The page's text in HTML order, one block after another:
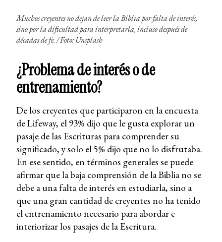
Muchos creyentes no dejan de leer la Biblia por falta de interés,
sino por la dificultad para interpretarla, incluso después de
décadas de fe. / Foto: Unsplash
¿Problema de interés o de
entrenamiento?
De los creyentes que participaron en la encuesta
de Lifeway, el 93% dijo que le gusta explorar un
pasaje de las Escrituras para comprender su
significado, y solo el 5% dijo que no lo disfrutaba.
En ese sentido, en términos generales se puede
afirmar que la baja comprensión de la Biblia no se
debe a una falta de interés en estudiarla, sino a
que una gran cantidad de creyentes no ha tenido
el entrenamiento necesario para abordar e
interiorizar los pasajes de la Escritura.